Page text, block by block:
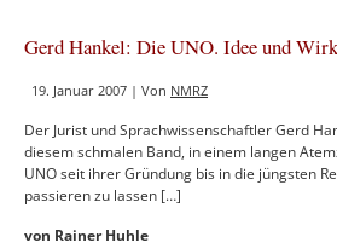
Gerd Hankel: Die UNO. Idee und
19. Januar 2007 | Von NMRZ
Der Jurist und Sprachwissenschaftler Gerd
diesem schmalen Band, in einem langen
UNO seit ihrer Gründung bis in die jüngsten
passieren zu lassen […]
von Rainer Huhle